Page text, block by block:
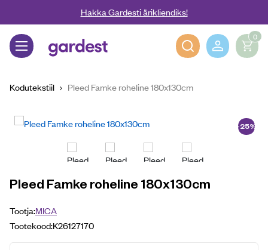
Liigu edasi põhisisu juurdeHakka Gardesti ärikliendiks!
Gardest
0
Kodutekstiil Pleed Famke roheline 180x130cm
-25%
Pleed Famke roheline 180x130cm
Tootja:MICA
Tootekood:K26127170